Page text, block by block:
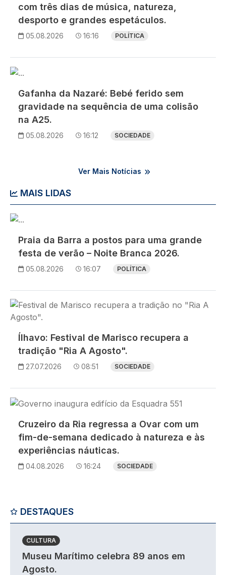
com três dias de música, natureza,
desporto e grandes espetáculos.
05.08.2026 16:16 POLÍTICA
Imagem
Gafanha da Nazaré: Bebé ferido sem
gravidade na sequência de uma colisão
na A25.
05.08.2026 16:12 SOCIEDADE
Ver Mais Notícias
MAIS LIDAS
Imagem
Praia da Barra a postos para uma grande
festa de verão – Noite Branca 2026.
05.08.2026 16:07 POLÍTICA
Imagem
Ílhavo: Festival de Marisco recupera a
tradição "Ria A Agosto".
27.07.2026 08:51 SOCIEDADE
Imagem
Cruzeiro da Ria regressa a Ovar com um
fim-de-semana dedicado à natureza e às
experiências náuticas.
04.08.2026 16:24 SOCIEDADE
DESTAQUES
CULTURA
Museu Marítimo celebra 89 anos em
Agosto.